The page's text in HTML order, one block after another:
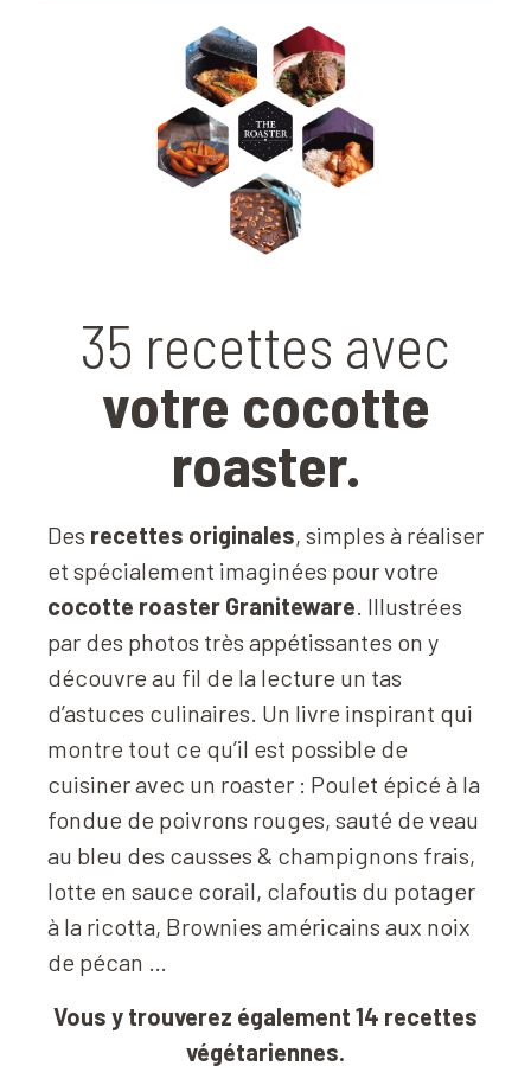
35 recettes avec
votre cocotte
roaster.
Des recettes originales, simples à réaliser
et spécialement imaginées pour votre
cocotte roaster Graniteware. Illustrées
par des photos très appétissantes on y
découvre au fil de la lecture un tas
d’astuces culinaires. Un livre inspirant qui
montre tout ce qu’il est possible de
cuisiner avec un roaster : Poulet épicé à la
fondue de poivrons rouges, sauté de veau
au bleu des causses & champignons frais,
lotte en sauce corail, clafoutis du potager
à la ricotta, Brownies américains aux noix
de pécan …
Vous y trouverez également 14 recettes
végétariennes.